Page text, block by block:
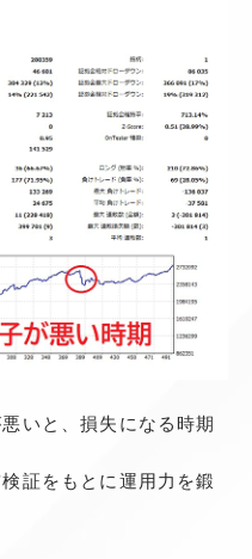
いと、損失になる時期
証をもとに運用力を鍛